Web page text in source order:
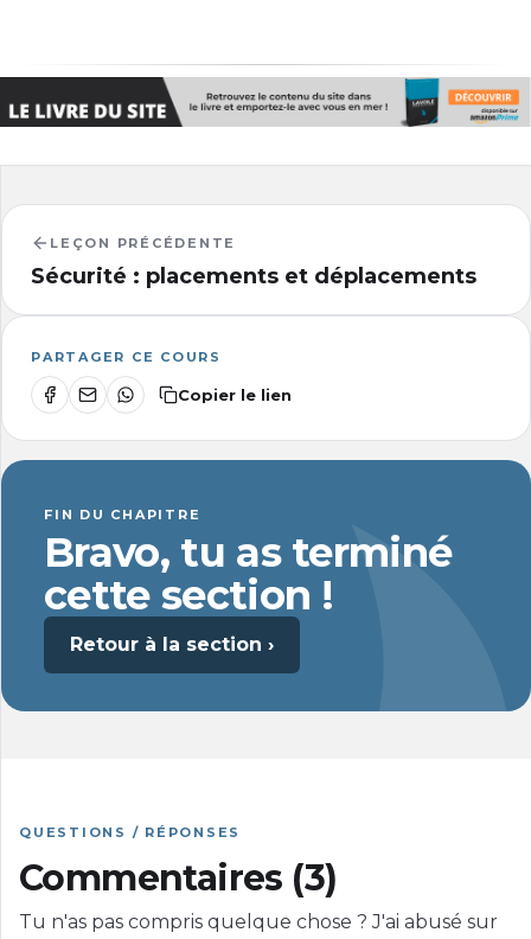
LEÇON PRÉCÉDENTE
Sécurité : placements et déplacements
PARTAGER CE COURS
Copier le lien
FIN DU CHAPITRE
Bravo, tu as terminé
cette section !
Retour à la section ›
QUESTIONS / RÉPONSES
Commentaires (3)
Tu n'as pas compris quelque chose ? J'ai abusé sur